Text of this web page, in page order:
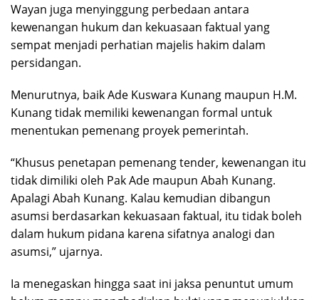
Wayan juga menyinggung perbedaan antara
kewenangan hukum dan kekuasaan faktual yang
sempat menjadi perhatian majelis hakim dalam
persidangan.
Menurutnya, baik Ade Kuswara Kunang maupun H.M.
Kunang tidak memiliki kewenangan formal untuk
menentukan pemenang proyek pemerintah.
“Khusus penetapan pemenang tender, kewenangan itu
tidak dimiliki oleh Pak Ade maupun Abah Kunang.
Apalagi Abah Kunang. Kalau kemudian dibangun
asumsi berdasarkan kekuasaan faktual, itu tidak boleh
dalam hukum pidana karena sifatnya analogi dan
asumsi,” ujarnya.
Ia menegaskan hingga saat ini jaksa penuntut umum